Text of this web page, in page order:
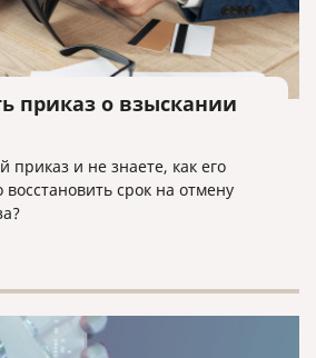
приказ о взыскании
и не знаете, как его
срок на отмену